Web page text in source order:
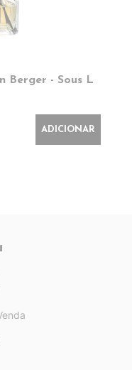
Berger - Sous L
ADICIONAR